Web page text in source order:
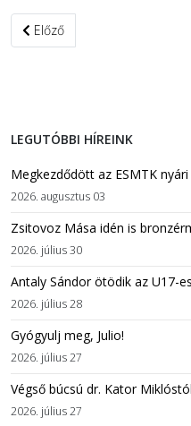
Előző cikk: Szőke Alex
Előző
LEGUTÓBBI HÍREINK
Megkezdődött az ESMTK
2026. augusztus 03
Zsitovoz Mása idén is
2026. július 30
Antaly Sándor ötödik az U17-
2026. július 28
Gyógyulj meg, Julio!
2026. július 27
Végső búcsú dr. Kator Miklóstól
2026. július 27